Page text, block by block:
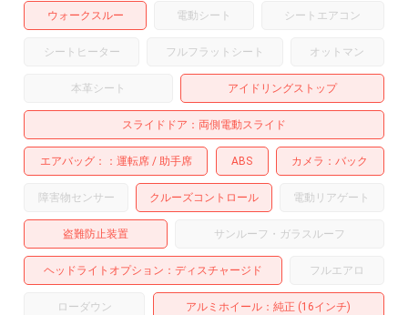
ウォークスルー 電動シート シートエアコン
シートヒーター フルフラットシート オットマン
本革シート アイドリングストップ
スライドドア 両側電動スライド
エアバッグ： 運転席 助手席 ABS カメラ バック
障害物センサー クルーズコントロール 電動リアゲート
盗難防止装置 サンルーフ・ガラスルーフ
ヘッドライトオプション ディスチャージド フルエアロ
ローダウン アルミホイール ：純正 (16インチ)